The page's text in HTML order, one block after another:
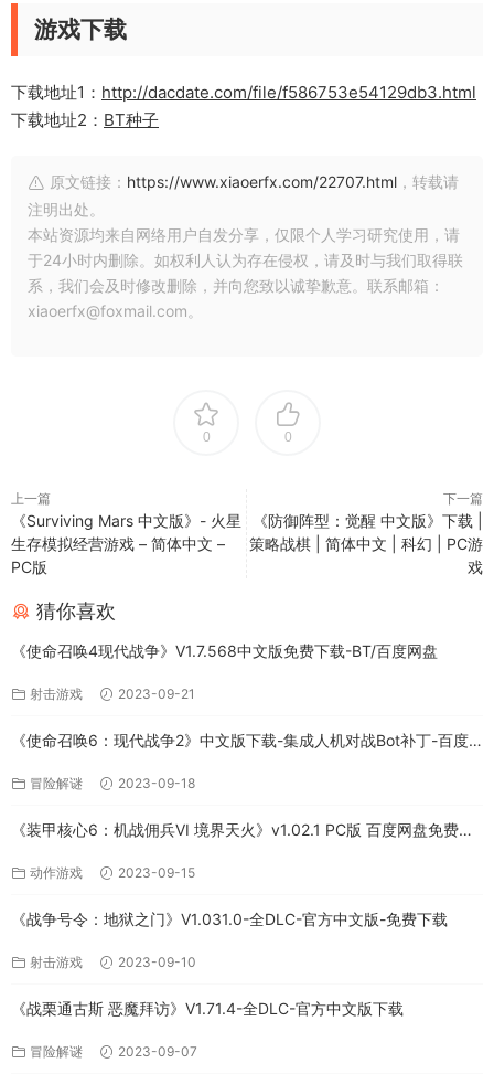
游戏下载
下载地址1： http://dacdate.com/file/f586753e54129db3.html
下载地址2： BT种子
原文链接： https://www.xiaoerfx.com/22707.html ，转载请
注明出处。
本站资源均来自网络用户自发分享，仅限个人学习研究使用，请
于24小时内删除。如权利人认为存在侵权，请及时与我们取得联
系，我们会及时修改删除，并向您致以诚挚歉意。联系邮箱：
xiaoerfx@foxmail.com。
0 0
上一篇
《Surviving Mars 中文版》- 火星
生存模拟经营游戏 – 简体中文 –
PC版
下一篇
《防御阵型：觉醒 中文版》下载 |
策略战棋 | 简体中文 | 科幻 | PC游
戏
猜你喜欢
《使命召唤4现代战争》V1.7.568中文版免费下载-BT/百度网盘
射击游戏 2023-09-21
《使命召唤6：现代战争2》中文版下载-集成人机对战Bot补丁-百度
冒险解谜 2023-09-18
《装甲核心6：机战佣兵VI 境界天火》v1.02.1 PC版 百度网盘免费下
动作游戏 2023-09-15
《战争号令：地狱之门》V1.031.0-全DLC-官方中文版-免费下载
射击游戏 2023-09-10
《战栗通古斯 恶魔拜访》V1.71.4-全DLC-官方中文版下载
冒险解谜 2023-09-07